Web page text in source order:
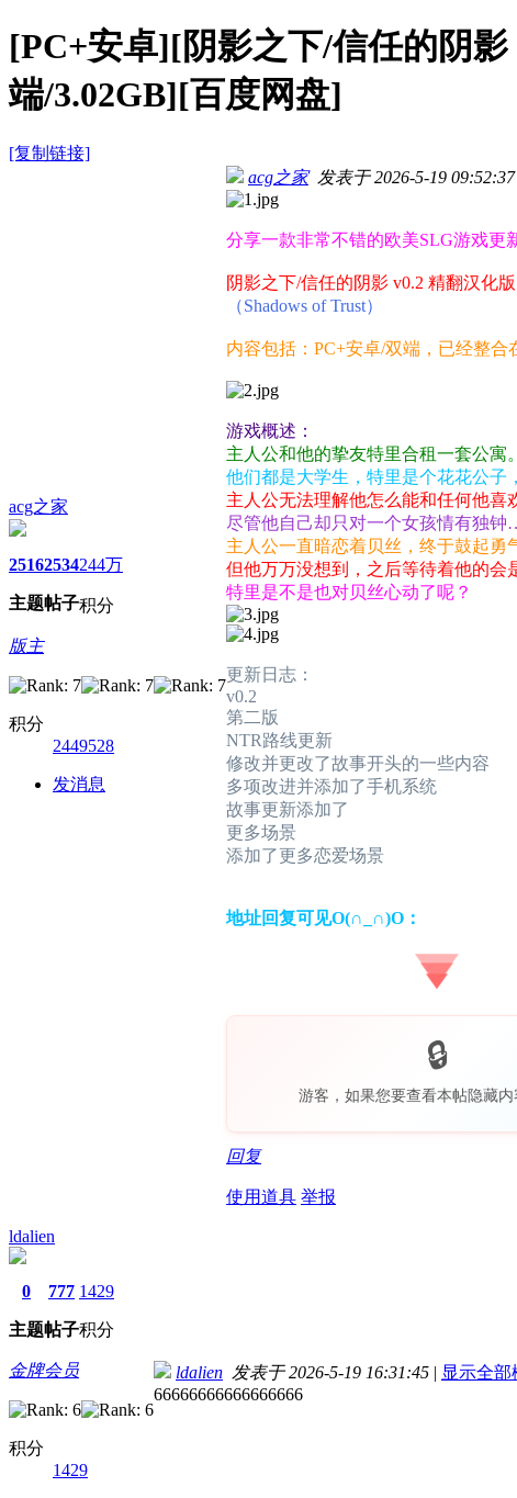
[PC+安卓][阴影之下/信任的阴
端/3.02GB][百度网盘]
[复制链接]
acg之家
2516
主题
2534
帖子
244万
积分
版主
积分
2449528
发消息
acg之家发表于 2026-5-19 09:52:37
分享一款非常不错的欧美SLG游戏更
阴影之下/信任的阴影 v0.2 精翻汉化版
（Shadows of Trust）
内容包括：PC+安卓/双端，已经整合
游戏概述：
主人公和他的挚友特里合租一套公寓。
他们都是大学生，特里是个花花公子，
主人公无法理解他怎么能和任何他喜
尽管他自己却只对一个女孩情有独
主人公一直暗恋着贝丝，终于鼓起勇
但他万万没想到，之后等待着他的
特里是不是也对贝丝心动了呢？
更新日志：
v0.2
第二版
NTR路线更新
修改并更改了故事开头的一些内容
多项改进并添加了手机系统
故事更新添加了
更多场景
添加了更多恋爱场景
地址回复可见O(∩_∩)O：
游客，如果您要查看本帖隐藏内
回复
使用道具 举报
ldalien
0
主题
777
帖子
1429
积分
金牌会员
积分
1429
ldalien 发表于 2026-5-19 16:31:45 | 显示全部
66666666666666666